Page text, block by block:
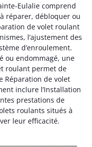
Eulalie comprend
réparer, débloquer ou
de volet roulant
l’ajustement des
d’enroulement.
ou endommagé, une
roulant permet de
Réparation de volet
inclure l’Installation
prestations de
roulants situés à
leur efficacité.